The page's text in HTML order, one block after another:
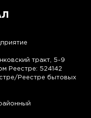
тракт, 5-9
Реестре: 524142
Реестре бытовых